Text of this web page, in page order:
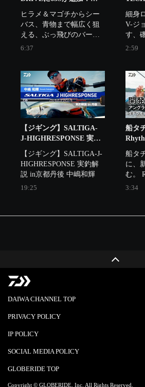
サイズの使い分け解説 ミ
ッチー高橋
ヒラメ＆マゴチからシー
バス、青物まで幅広く狙
える、ぶっ飛びのバーサ
タイルマルチアクション
に、食い渋り攻略でルア
ーサイズを特に小さくし
たいとき,ターゲットが小
型ベイトを偏食している
ときに有効な65mmサイズ
が登場！このルアーのノ
ウハウをミッチー高橋が
6:37
は“
細身
V-ジ
す、
基準。
とに
をさ
子の
の粘
要素
た次
現。
ダイ
最新
2:59
【ジギング】SALTIGA-
J-HIGHRESPONSE 実釣
解説 in京都丹後 中嶋和輝
【ジギング】SALTIGA-J-
HIGHRESPONSE 実釣解
説 in京都丹後 中嶋和輝
19:25
船タ
船タ
に、
む。
は、
く、
3:34
DAIWA CHANNEL TOP
PRIVACY POLICY
IP POLICY
SOCIAL MEDIA POLICY
GLOBERIDE TOP
Copyright © GLOBERIDE, Inc. All Rights Reserved.